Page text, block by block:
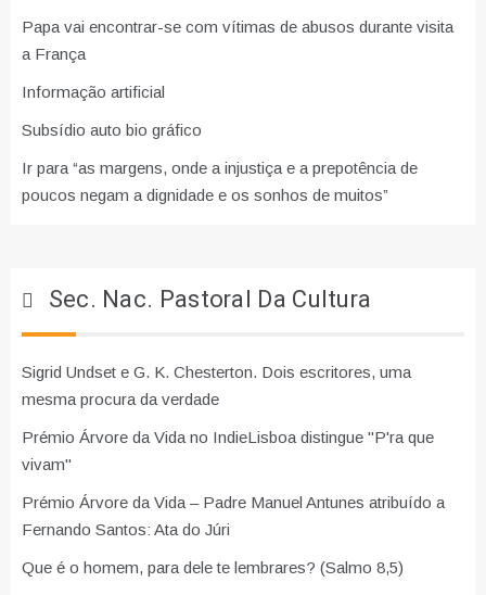
Papa vai encontrar-se com vítimas de abusos durante visita
a França
Informação artificial
Subsídio auto bio gráfico
Ir para “as margens, onde a injustiça e a prepotência de
poucos negam a dignidade e os sonhos de muitos”
Sec. Nac. Pastoral Da Cultura
Sigrid Undset e G. K. Chesterton. Dois escritores, uma
mesma procura da verdade
Prémio Árvore da Vida no IndieLisboa distingue "P'ra que
vivam"
Prémio Árvore da Vida – Padre Manuel Antunes atribuído a
Fernando Santos: Ata do Júri
Que é o homem, para dele te lembrares? (Salmo 8,5)